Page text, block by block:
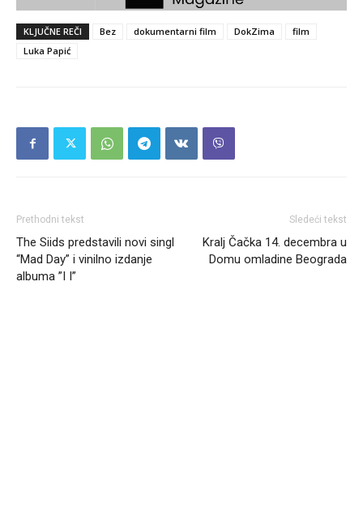
KLJUČNE REČI Bez dokumentarni film DokZima
film
Luka Papić
Prethodni tekst
The Siids predstavili novi singl
“Mad Day” i vinilno izdanje
albuma ”I I”
Sledeći tekst
Kralj Čačka 14. decembra u
Domu omladine Beograda